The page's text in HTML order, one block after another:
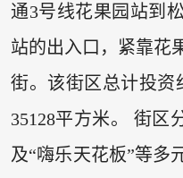
通3号线花果园站到
站的出入口，紧靠花
街。该街区总计投资
35128平方米。 街区
及“嗨乐天花板”等多